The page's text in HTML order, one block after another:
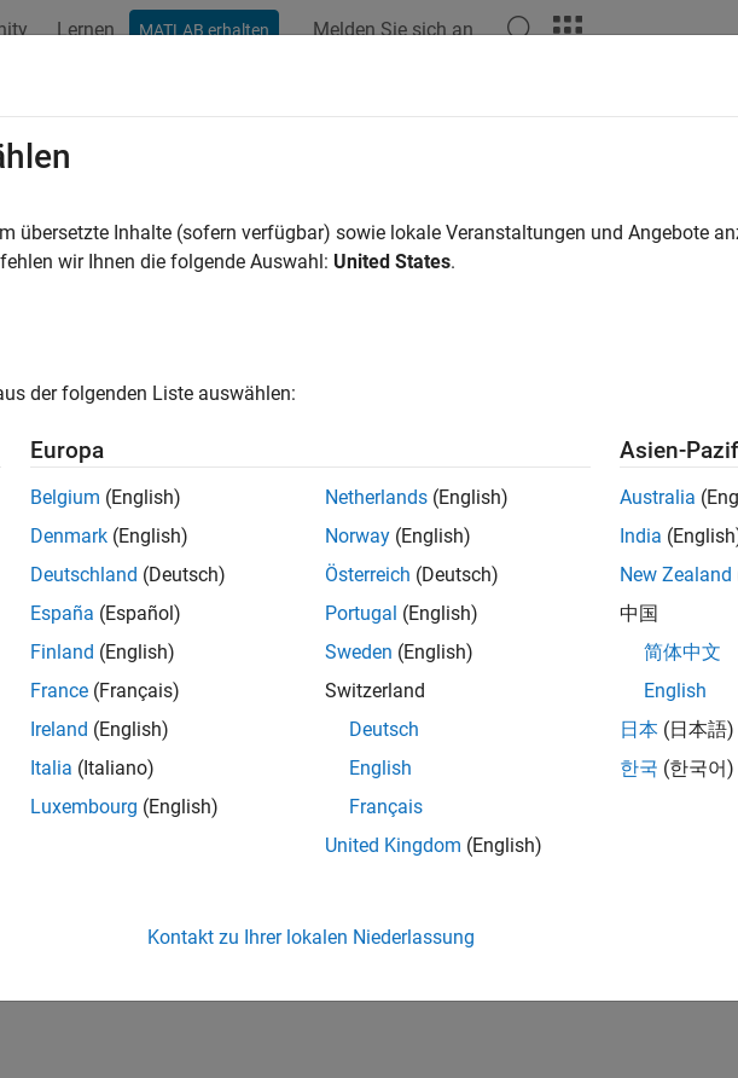
Lernen MATLAB erhalten Melden Sie sich an
How useful was this information?
übersetzte Inhalte (sofern verfügbar) sowie lokale Veranstaltungen und Angebote
wir Ihnen die folgende Auswahl: United States.
der folgenden Liste auswählen:
Europa
Belgium (English)
Denmark (English)
Deutschland (Deutsch)
España (Español)
Finland (English)
France (Français)
Ireland (English)
Italia (Italiano)
Luxembourg (English)
Netherlands (English)
Norway (English)
Österreich (Deutsch)
Portugal (English)
Sweden (English)
Switzerland
Deutsch
English
Français
United Kingdom (English)
Asien-
Australia
India
New Zealand
中国
简体中文
English
日本 (日本語)
한국 (한국어)
Kontakt zu Ihrer lokalen Niederlassung